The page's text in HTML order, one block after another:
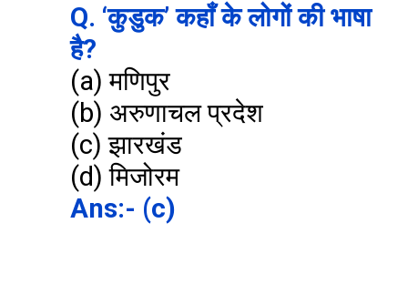
Q. ‘कुडुक’ कहाँ के लोगों की भाषा
है?
(a) मणिपुर
(b) अरुणाचल प्रदेश
(c) झारखंड
(d) मिजोरम
Ans:- (c)